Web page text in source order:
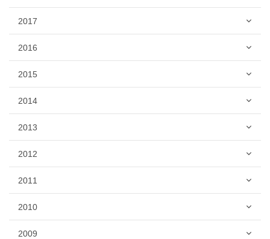
2017
2016
2015
2014
2013
2012
2011
2010
2009